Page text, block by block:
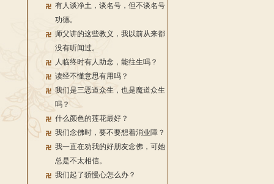
有人谈净土，谈名号，但不谈名号
功德。
师父讲的这些教义，我以前从来都
没有听闻过。
人临终时有人助念，能往生吗？
读经不懂意思有用吗？
我们是三恶道众生，也是魔道众生
吗？
什么颜色的莲花最好？
我们念佛时，要不要想着消业障？
我一直在劝我的好朋友念佛，可她
总是不太相信。
我们起了骄慢心怎么办？